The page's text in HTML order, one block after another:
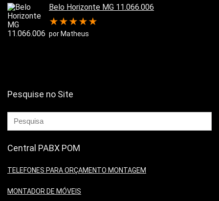
Belo Horizonte MG 11.066.006
★★★★★
por Matheus
Pesquise no Site
Central PABX POM
TELEFONES PARA ORÇAMENTO MONTAGEM
MONTADOR DE MÓVEIS